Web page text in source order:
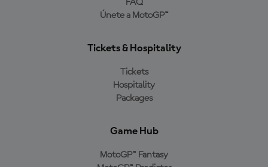
FAQ
Únete a MotoGP™
Tickets & Hospitality
Tickets
Hospitality
Packages
Game Hub
MotoGP™ Fantasy